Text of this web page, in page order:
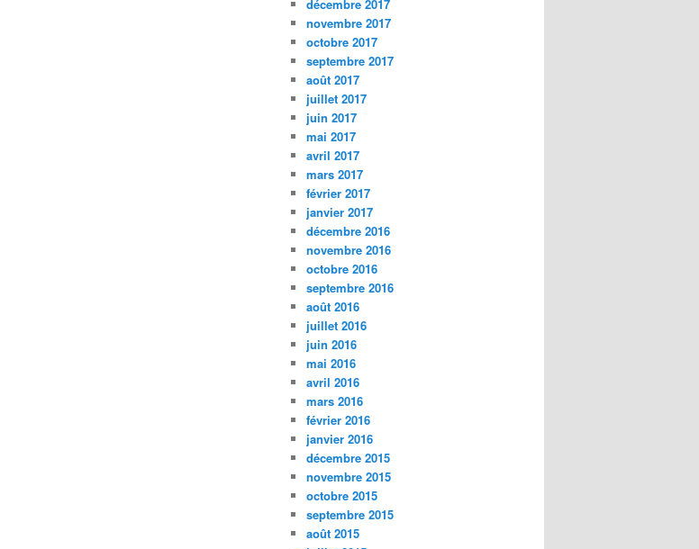
décembre 2017
novembre 2017
octobre 2017
septembre 2017
août 2017
juillet 2017
juin 2017
mai 2017
avril 2017
mars 2017
février 2017
janvier 2017
décembre 2016
novembre 2016
octobre 2016
septembre 2016
août 2016
juillet 2016
juin 2016
mai 2016
avril 2016
mars 2016
février 2016
janvier 2016
décembre 2015
novembre 2015
octobre 2015
septembre 2015
août 2015